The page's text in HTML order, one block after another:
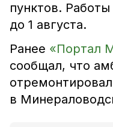
пунктов.
до 1 августа.
Ранее «Портал
сообщал, что
в